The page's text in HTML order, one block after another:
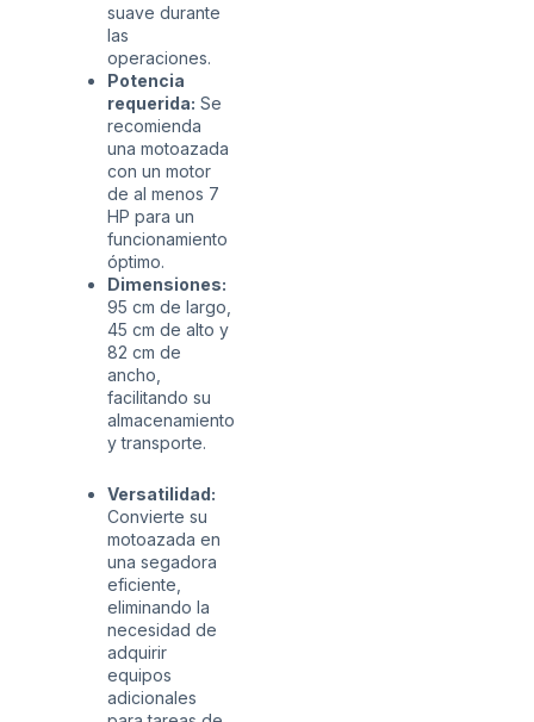
suave durante
las
operaciones.
Potencia
requerida: Se
recomienda
una motoazada
con un motor
de al menos 7
HP para un
funcionamiento
óptimo.
Dimensiones:
95 cm de largo,
45 cm de alto y
82 cm de
ancho,
facilitando su
almacenamiento
y transporte.
Versatilidad:
Convierte su
motoazada en
una segadora
eficiente,
eliminando la
necesidad de
adquirir
equipos
adicionales